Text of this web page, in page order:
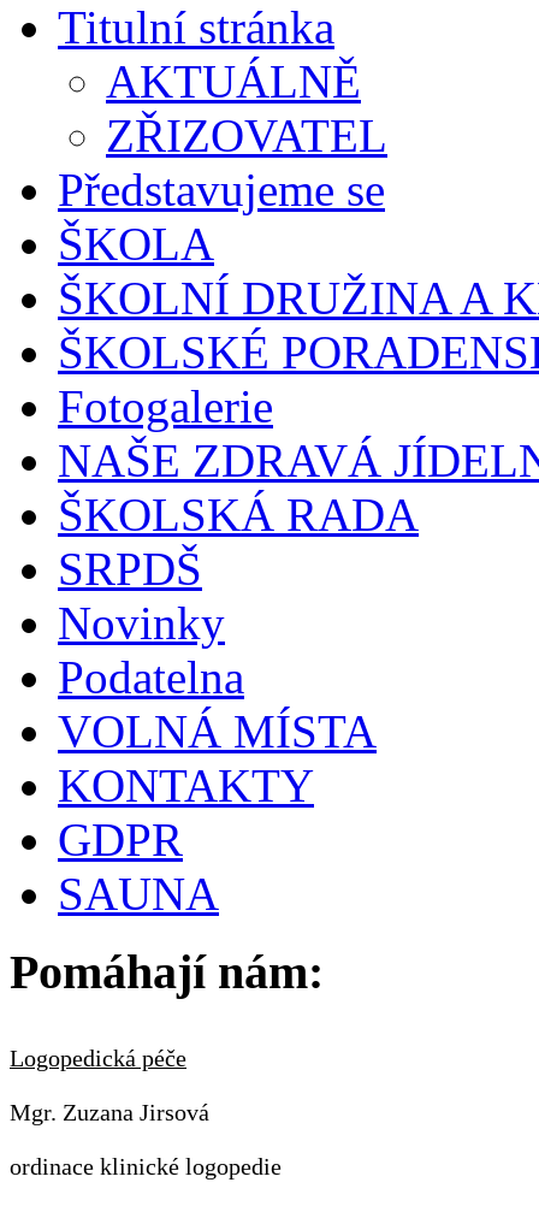
Titulní stránka
AKTUÁLNĚ
ZŘIZOVATEL
Představujeme se
ŠKOLA
ŠKOLNÍ DRUŽINA A
ŠKOLSKÉ
Fotogalerie
NAŠE ZDRAVÁ
ŠKOLSKÁ RADA
SRPDŠ
Novinky
Podatelna
VOLNÁ MÍSTA
KONTAKTY
GDPR
SAUNA
Pomáhají nám:
Logopedická péče
Mgr. Zuzana Jirsová
ordinace klinické logopedie